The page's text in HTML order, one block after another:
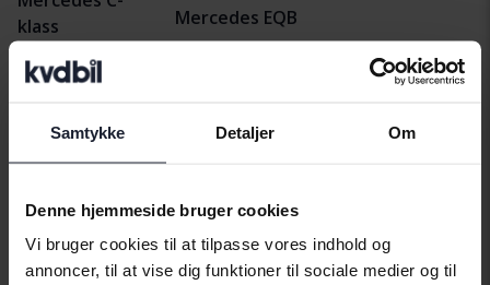
Samtykke Detaljer Om
Denne hjemmeside bruger cookies
Vi bruger cookies til at tilpasse vores indhold og
annoncer, til at vise dig funktioner til sociale medier og til
klass
Mercedes EQB
Alfa Romeo
Aston Martin
Hyundai
Iveco
Polestar